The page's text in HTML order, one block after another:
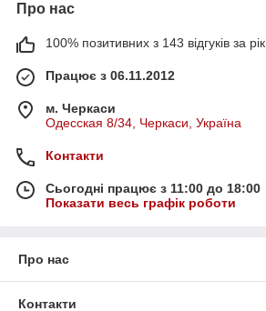
Про нас
100% позитивних з 143 відгуків за рік
Працює з 06.11.2012
м. Черкаси
Одесская 8/34, Черкаси, Україна
Контакти
Сьогодні працює з 11:00 до 18:00
Показати весь графік роботи
Про нас
Контакти